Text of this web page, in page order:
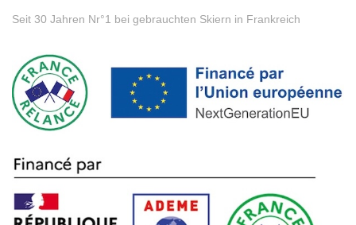
Seit 30 Jahren Nr°1 bei gebrauchten Skiern in Frankreich